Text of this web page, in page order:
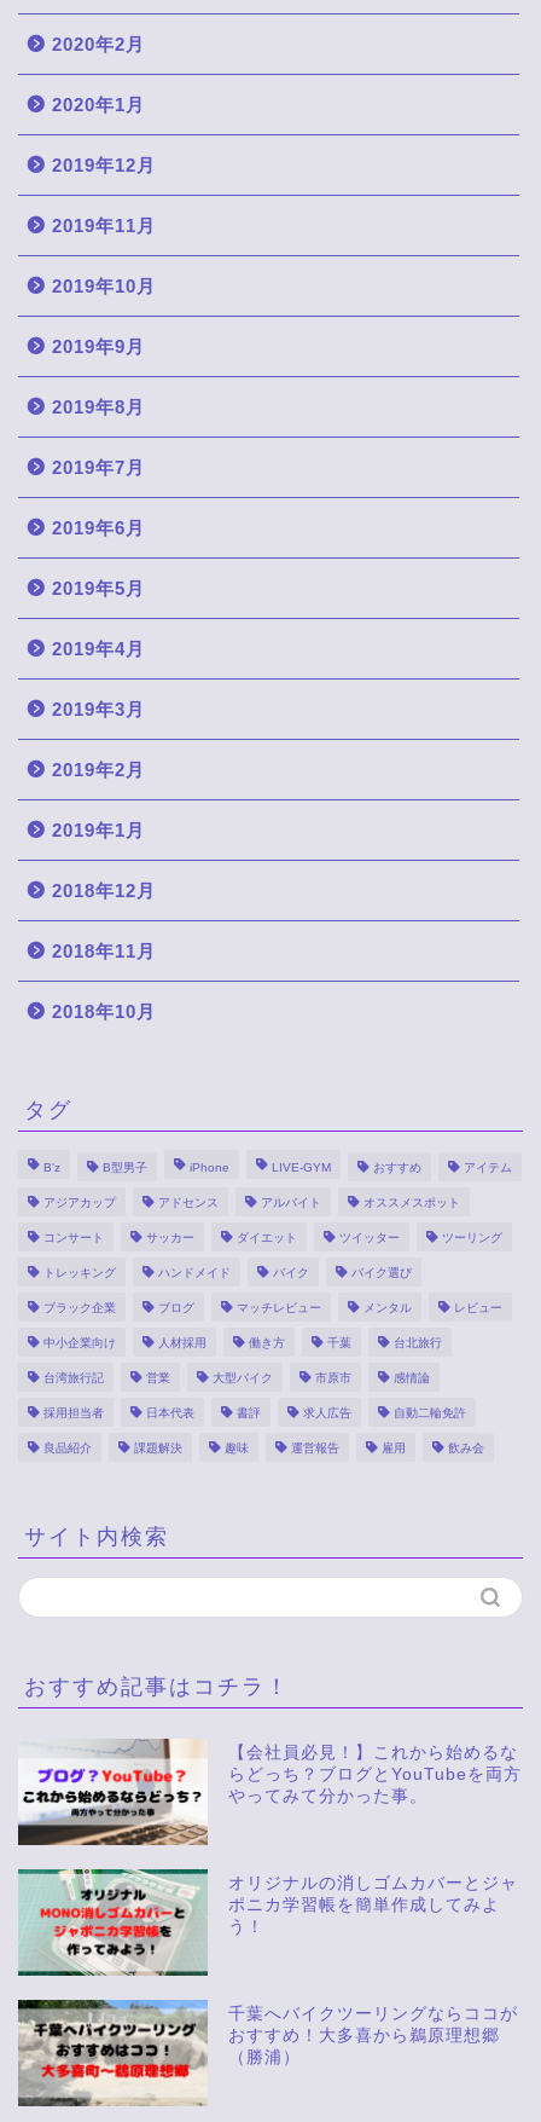
2020年2月
2020年1月
2019年12月
2019年11月
2019年10月
2019年9月
2019年8月
2019年7月
2019年6月
2019年5月
2019年4月
2019年3月
2019年2月
2019年1月
2018年12月
2018年11月
2018年10月
タグ
B'z B型男子 iPhone LIVE-GYM おすすめ アイテム
アジアカップ アドセンス アルバイト オススメスポット
コンサート サッカー ダイエット ツイッター ツーリング
トレッキング ハンドメイド バイク バイク選び
ブラック企業 ブログ マッチレビュー メンタル レビュー
中小企業向け 人材採用 働き方 千葉 台北旅行
台湾旅行記 営業 大型バイク 市原市 感情論
採用担当者 日本代表 書評 求人広告 自動二輪免許
良品紹介 課題解決 趣味 運営報告 雇用 飲み会
サイト内検索
おすすめ記事はコチラ！
【会社員必見！】これから始めるな
らどっち？ブログとYouTubeを両方
やってみて分かった事。
オリジナルの消しゴムカバーとジャ
ポニカ学習帳を簡単作成してみよ
う！
千葉へバイクツーリングならココが
おすすめ！大多喜から鵜原理想郷
（勝浦）